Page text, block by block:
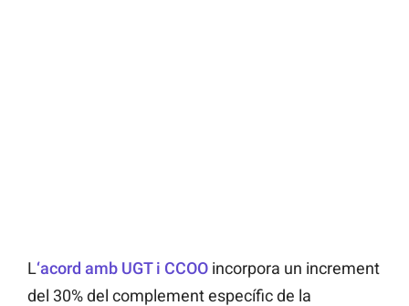
L‘acord amb UGT i CCOO incorpora un increment
del 30% del complement específic de la